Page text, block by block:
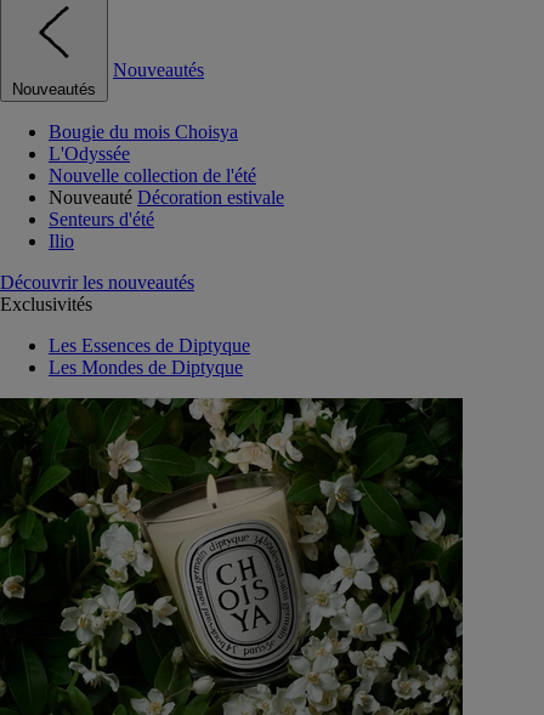
Nouveautés
Nouveautés
Bougie du mois Choisya
L'Odyssée
Nouvelle collection de l'été
Nouveauté Décoration estivale
Senteurs d'été
Ilio
Découvrir les nouveautés
Exclusivités
Les Essences de Diptyque
Les Mondes de Diptyque